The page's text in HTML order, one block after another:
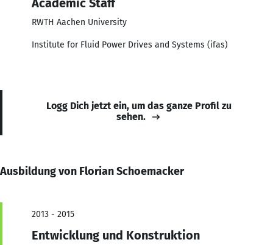
RWTH Aachen University
Institute for Fluid Power Drives and Systems (ifas)
Logg Dich jetzt ein, um das ganze Profil zu
sehen.
Ausbildung von Florian Schoemacker
2013 - 2015
Entwicklung und Konstruktion